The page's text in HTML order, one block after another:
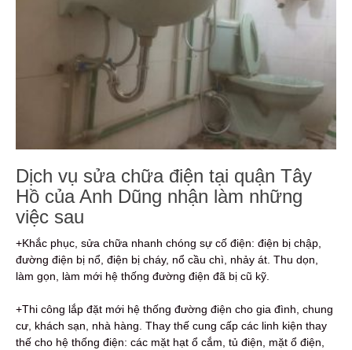
Dịch vụ sửa chữa điện tại quận Tây
Hồ của Anh Dũng nhận làm những
việc sau
+Khắc phục, sửa chữa nhanh chóng sự cố điện: điện bị chập,
đường điện bị nổ, điện bị cháy, nổ cầu chì, nhảy át. Thu dọn,
làm gọn, làm mới hệ thống đường điện đã bị cũ kỹ.
+Thi công lắp đặt mới hệ thống đường điện cho gia đình, chung
cư, khách sạn, nhà hàng. Thay thế cung cấp các linh kiện thay
thế cho hệ thống điện: các mặt hạt ổ cắm, tủ điện, mặt ổ điện,